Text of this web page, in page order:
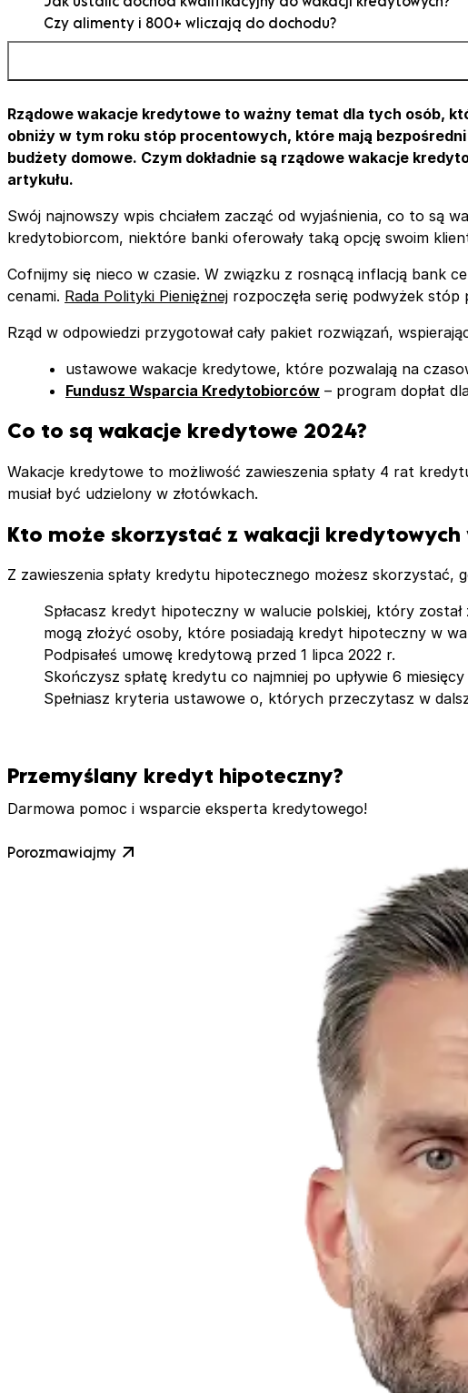
Czy alimenty i 800+ wliczają do dochodu?
Czy banki weryfikują podane dane?
Wpływ wakacji kredytowych na harmonogram spłaty kredytu
mieszkaniowego
Nadpłata kredytu hipotecznego a wakacje kredytowe
Wady i zalety wakacji kredytowych a kredyt hipoteczny
Rządowe wakacje kredytowe to ważny temat dla tych osób,
obniży w tym roku stóp procentowych, które mają
budżety domowe. Czym dokładnie są rządowe wakacje
artykułu.
Swój najnowszy wpis chciałem zacząć od wyjaśnienia, co to są
kredytobiorcom, niektóre banki oferowały taką opcję swoim
Cofnijmy się nieco w czasie. W związku z rosnącą inflacją bank
cenami. Rada Polityki Pieniężnej rozpoczęła serię podwyżek
Rząd w odpowiedzi przygotował cały pakiet rozwiązań,
ustawowe wakacje kredytowe, które pozwalają na
Fundusz Wsparcia Kredytobiorców – program dopłat
Co to są wakacje kredytowe 2024?
Wakacje kredytowe to możliwość zawieszenia spłaty 4 rat
musiał być udzielony w złotówkach.
Kto może skorzystać z wakacji kredytowych
Z zawieszenia spłaty kredytu hipotecznego możesz skorzystać,
Spłacasz kredyt hipoteczny w walucie polskiej, który
mogą złożyć osoby, które posiadają kredyt hipoteczny w
Podpisałeś umowę kredytową przed 1 lipca 2022 r.
Skończysz spłatę kredytu co najmniej po upływie 6
Spełniasz kryteria ustawowe o, których przeczytasz w
Przemyślany kredyt hipoteczny?
Darmowa pomoc i wsparcie eksperta kredytowego!
Porozmawiajmy